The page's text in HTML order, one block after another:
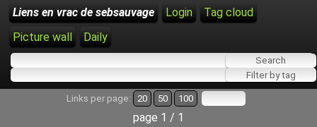
Liens en vrac de sebsauvage Login
Tag cloud
Picture wall
Daily
Links per page: 20 50 100
page 1 / 1